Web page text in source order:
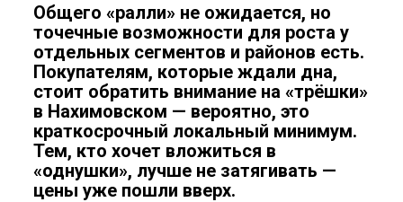
Общего «ралли» не ожидается, но
точечные возможности для роста у
отдельных сегментов и районов есть.
Покупателям, которые ждали дна,
стоит обратить внимание на «трёшки»
в Нахимовском — вероятно, это
краткосрочный локальный минимум.
Тем, кто хочет вложиться в
«однушки», лучше не затягивать —
цены уже пошли вверх.